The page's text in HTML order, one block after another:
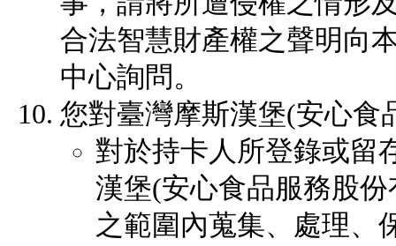
合法智慧財產權之聲明向
中心詢問。
您對臺灣摩斯漢堡(安心食
對於持卡人所登錄或留
漢堡(安心食品服務股
之範圍內蒐集、處理、